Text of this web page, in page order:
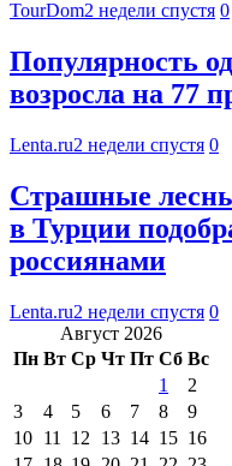
TourDom2 недели спустя 0
Популярность
возросла на 77
Lenta.ru2 недели спустя 0
Страшные
в Турции
россиянами
Lenta.ru2 недели спустя 0
Август 2026
Пн Вт Ср Чт Пт Сб Вс
1
2
3
4 5 6 7 8
9
10 11 12 13 14 15 16